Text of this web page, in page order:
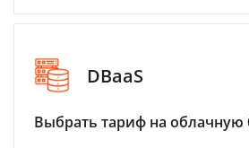
DBaaS
Выбрать тариф на облачную